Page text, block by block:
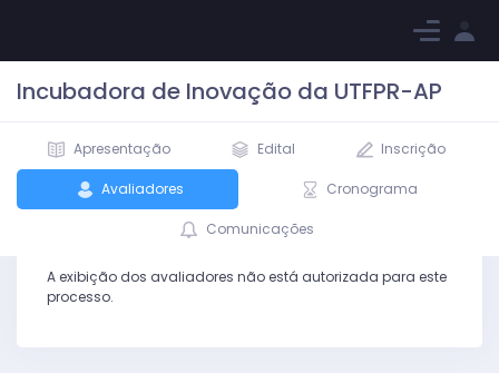
Incubadora de Inovação da UTFPR-AP
Apresentação Edital Inscrição
Avaliadores Cronograma
Comunicações
Avaliadores
A exibição dos avaliadores não está autorizada para este
processo.